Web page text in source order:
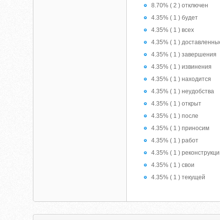
8.70% ( 2 ) отключен
4.35% ( 1 ) будет
4.35% ( 1 ) всех
4.35% ( 1 )
4.35% ( 1 ) завершения
4.35% ( 1 ) извинения
4.35% ( 1 ) находится
4.35% ( 1 ) неудобства
4.35% ( 1 ) открыт
4.35% ( 1 ) после
4.35% ( 1 ) приносим
4.35% ( 1 ) работ
4.35% ( 1 )
4.35% ( 1 ) свои
4.35% ( 1 ) текущей